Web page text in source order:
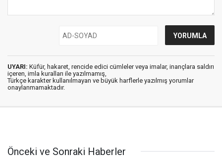
UYARI: Küfür, hakaret, rencide edici cümleler veya imalar, inançlara saldırı
içeren, imla kuralları ile yazılmamış,
Türkçe karakter kullanılmayan ve büyük harflerle yazılmış yorumlar
onaylanmamaktadır.
Önceki ve Sonraki Haberler